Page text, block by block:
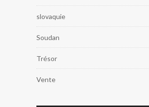
slovaquie
Soudan
Trésor
Vente